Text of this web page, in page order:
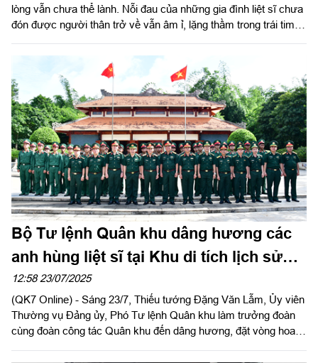
lòng vẫn chưa thể lành. Nỗi đau của những gia đình liệt sĩ chưa
đón được người thân trở về vẫn âm ỉ, lặng thầm trong trái tim
đồi gió lạnh, bên con suối mòn dấu chân hành quân, hay dưới
tán rừng xưa nơi từng diễn ra trận đánh quyết tử vì độc lập, tự
do cho dân tộc.
Bộ Tư lệnh Quân khu dâng hương các
anh hùng liệt sĩ tại Khu di tích lịch sử
quốc gia Căn cứ Tà Thiết
12:58 23/07/2025
(QK7 Online) - Sáng 23/7, Thiếu tướng Đặng Văn Lẫm, Ủy viên
Thường vụ Đảng ủy, Phó Tư lệnh Quân khu làm trưởng đoàn
cùng đoàn công tác Quân khu đến dâng hương, đặt vòng hoa